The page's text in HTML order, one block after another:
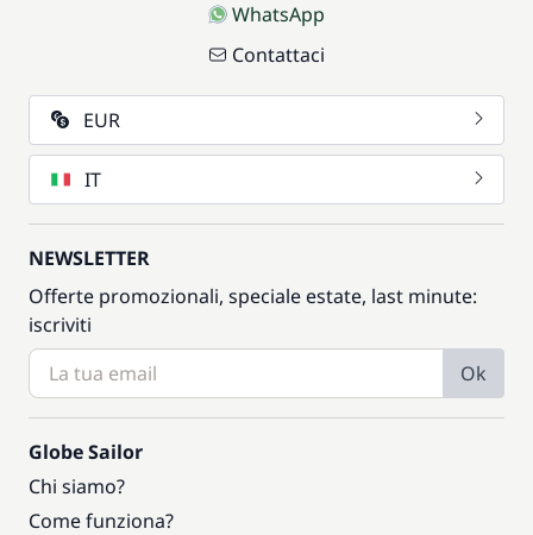
WhatsApp
Contattaci
EUR
IT
NEWSLETTER
Offerte promozionali, speciale estate, last minute:
iscriviti
Ok
Globe Sailor
Chi siamo?
Come funziona?